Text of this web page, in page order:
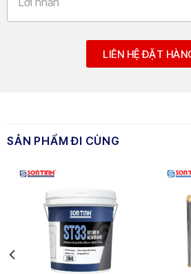
LIÊN HỆ ĐẶT